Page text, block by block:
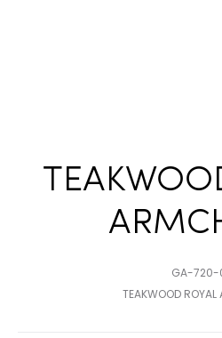
GA-720-
TEAKWOOD ROYAL